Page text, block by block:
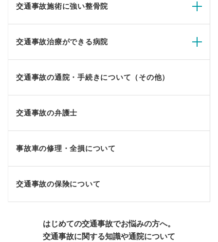
交通事故施術に強い整骨院
交通事故治療ができる病院
交通事故の通院・手続きについて（その他）
交通事故の弁護士
事故車の修理・全損について
交通事故の保険について
はじめての交通事故でお悩みの方へ。
交通事故に関する知識や通院について